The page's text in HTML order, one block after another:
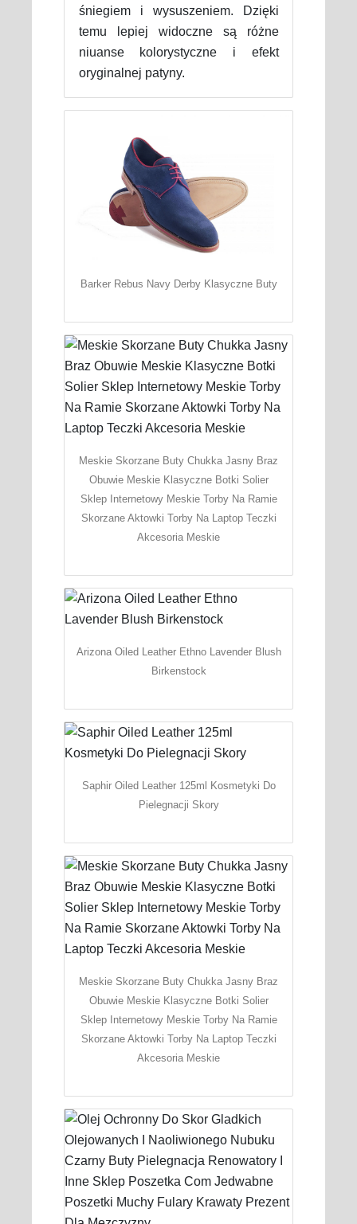
śniegiem i wysuszeniem. Dzięki
temu lepiej widoczne są różne
niuanse kolorystyczne i efekt
oryginalnej patyny.
Barker Rebus Navy Derby Klasyczne Buty
Meskie Skorzane Buty Chukka Jasny Braz
Obuwie Meskie Klasyczne Botki Solier
Sklep Internetowy Meskie Torby Na Ramie
Skorzane Aktowki Torby Na Laptop Teczki
Akcesoria Meskie
Arizona Oiled Leather Ethno Lavender Blush
Birkenstock
Saphir Oiled Leather 125ml Kosmetyki Do
Pielegnacji Skory
Meskie Skorzane Buty Chukka Jasny Braz
Obuwie Meskie Klasyczne Botki Solier
Sklep Internetowy Meskie Torby Na Ramie
Skorzane Aktowki Torby Na Laptop Teczki
Akcesoria Meskie